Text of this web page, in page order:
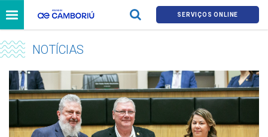
SERVIÇOS ONLINE
NOTÍCIAS